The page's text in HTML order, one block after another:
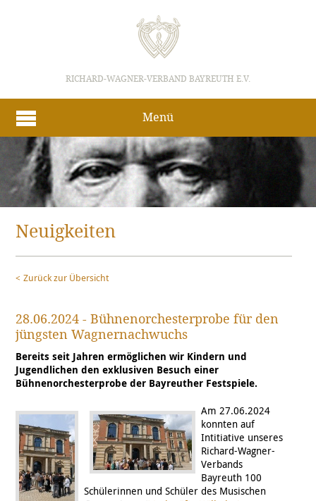
RICHARD-WAGNER-VERBAND BAYREUTH E.V.
Menü
Neuigkeiten
Zurück zur Übersicht
28.06.2024 - Bühnenorchesterprobe für den
jüngsten Wagnernachwuchs
Bereits seit Jahren ermöglichen wir Kindern und
Jugendlichen den exklusiven Besuch einer
Bühnenorchesterprobe der Bayreuther Festspiele.
Am 27.06.2024
konnten auf
Intitiative unseres
Richard-Wagner-
Verbands
Bayreuth 100
Schülerinnen und Schüler des Musischen